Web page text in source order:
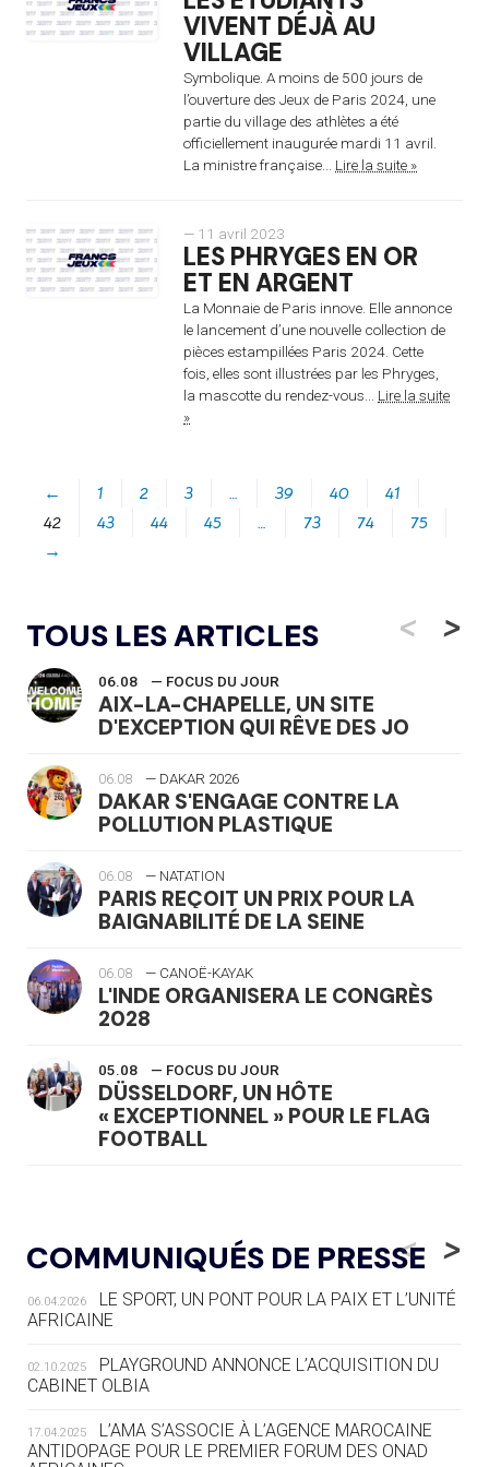
VIVENT DÉJÀ AU
VILLAGE
Symbolique. A moins de 500 jours de
l’ouverture des Jeux de Paris 2024, une
partie du village des athlètes a été
officiellement inaugurée mardi 11 avril.
La ministre française... Lire la suite »
— 11 avril 2023
LES PHRYGES EN OR
ET EN ARGENT
La Monnaie de Paris innove. Elle annonce
le lancement d’une nouvelle collection de
pièces estampillées Paris 2024. Cette
fois, elles sont illustrées par les Phryges,
la mascotte du rendez-vous... Lire la suite
»
← 1 2 3 … 39 40
41
42
43 44 45 … 73 74
75
→
TOUS LES ARTICLES <
06.08 — FOCUS DU JOUR
AIX-LA-CHAPELLE, UN SITE
D'EXCEPTION QUI RÊVE DES JO
06.08 — DAKAR 2026
DAKAR S'ENGAGE CONTRE LA
POLLUTION PLASTIQUE
06.08 — NATATION
PARIS REÇOIT UN PRIX POUR LA
BAIGNABILITÉ DE LA SEINE
06.08 — CANOË-KAYAK
L'INDE ORGANISERA LE CONGRÈS
2028
05.08 — FOCUS DU JOUR
DÜSSELDORF, UN HÔTE
« EXCEPTIONNEL » POUR LE FLAG
FOOTBALL
LE RÊVE DE VOIR LA LUGE ALPINE
AUX JO « N'EST PAS FINI »
05.08 — TIR À L'ARC
DES MONDIAUX À BRISBANE SUR LA
ROUTE DES JO 2032
LE VILLAGE OLYMPIQUE DES ARAVIS
SE DESSINE
>
COMMUNIQUÉS DE PRESSE
<
06.04.2026
LE SPORT, UN PONT POUR LA PAIX ET L’UNITÉ
AFRICAINE
02.10.2025
PLAYGROUND ANNONCE L’ACQUISITION DU
CABINET OLBIA
17.04.2025
L’AMA S’ASSOCIE À L’AGENCE MAROCAINE
ANTIDOPAGE POUR LE PREMIER FORUM DES ONAD
>